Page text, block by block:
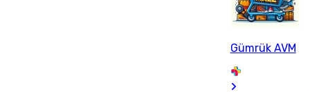
Gümrük AVM